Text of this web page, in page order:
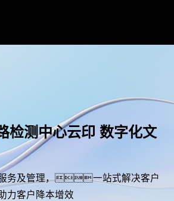
检测中心云印 数字化文
务及管理，一站式解决客户
客户降本增效